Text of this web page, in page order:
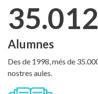
35.012
Alumnes
Des de 1998, més de
nostres aules.